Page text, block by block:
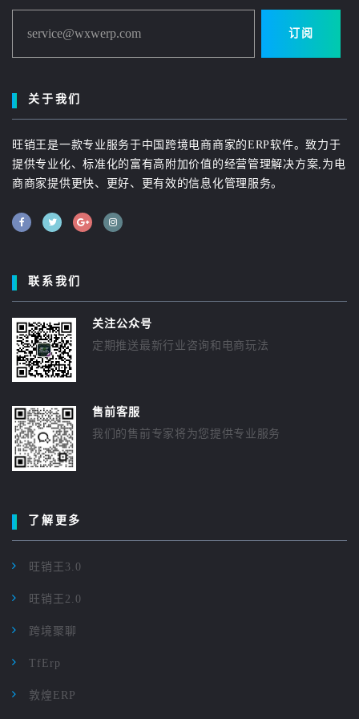
service@wxwerp.com 订阅
关于我们
旺销王是一款专业服务于中国跨境电商商家的ERP软件。致力于
提供专业化、标准化的富有高附加价值的经营管理解决方案,为电
商商家提供更快、更好、更有效的信息化管理服务。
联系我们
关注公众号
定期推送最新行业咨询和电商玩法
售前客服
我们的售前专家将为您提供专业服务
了解更多
旺销王3.0
旺销王2.0
跨境聚聊
TfErp
敦煌ERP